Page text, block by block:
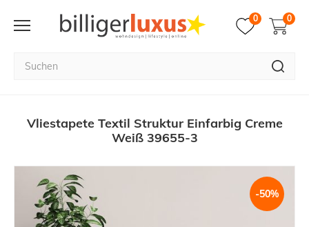
0 0
Vliestapete Textil Struktur Einfarbig Creme
Weiß 39655-3
-50%